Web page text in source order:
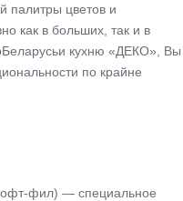
палитры цветов и
как в больших, так и в
кухню «ДЕКО», Вы
по крайне
фил) — специальное